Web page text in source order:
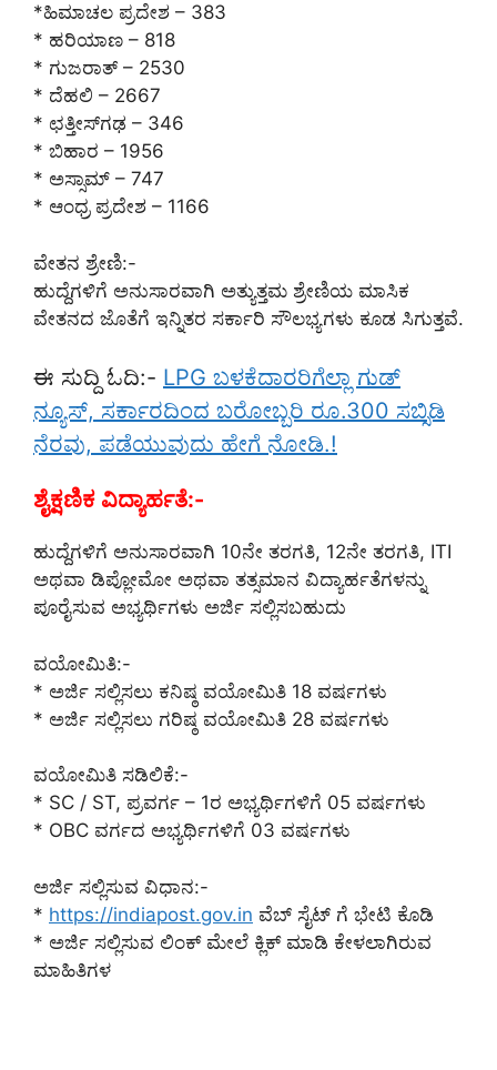
*ಹಿಮಾಚಲ ಪ್ರದೇಶ – 383
* ಹರಿಯಾಣ – 818
* ಗುಜರಾತ್ – 2530
* ದೆಹಲಿ – 2667
* ಛತ್ತೀಸ್‌ಗಢ – 346
* ಬಿಹಾರ – 1956
* ಅಸ್ಸಾಮ್ – 747
* ಆಂಧ್ರ ಪ್ರದೇಶ – 1166
ವೇತನ ಶ್ರೇಣಿ:-
ಹುದ್ದೆಗಳಿಗೆ ಅನುಸಾರವಾಗಿ ಅತ್ಯುತ್ತಮ ಶ್ರೇಣಿಯ ಮಾಸಿಕ
ವೇತನದ ಜೊತೆಗೆ ಇನ್ನಿತರ ಸರ್ಕಾರಿ ಸೌಲಭ್ಯಗಳು ಕೂಡ ಸಿಗುತ್ತವೆ.
ಈ ಸುದ್ದಿ ಓದಿ:- LPG ಬಳಕೆದಾರರಿಗೆಲ್ಲಾ ಗುಡ್
ನ್ಯೂಸ್, ಸರ್ಕಾರದಿಂದ ಬರೋಬ್ಬರಿ ರೂ.300 ಸಬ್ಸಿಡಿ
ನೆರವು, ಪಡೆಯುವುದು ಹೇಗೆ ನೋಡಿ.!
ಶೈಕ್ಷಣಿಕ ವಿದ್ಯಾರ್ಹತೆ:-
ಹುದ್ದೆಗಳಿಗೆ ಅನುಸಾರವಾಗಿ 10ನೇ ತರಗತಿ, 12ನೇ ತರಗತಿ, ITI
ಅಥವಾ ಡಿಪ್ಲೋಮೋ ಅಥವಾ ತತ್ಸಮಾನ ವಿದ್ಯಾರ್ಹತೆಗಳನ್ನು
ಪೂರೈಸುವ ಅಭ್ಯರ್ಥಿಗಳು ಅರ್ಜಿ ಸಲ್ಲಿಸಬಹುದು
ವಯೋಮಿತಿ:-
* ಅರ್ಜಿ ಸಲ್ಲಿಸಲು ಕನಿಷ್ಠ ವಯೋಮಿತಿ 18 ವರ್ಷಗಳು
* ಅರ್ಜಿ ಸಲ್ಲಿಸಲು ಗರಿಷ್ಠ ವಯೋಮಿತಿ 28 ವರ್ಷಗಳು
ವಯೋಮಿತಿ ಸಡಿಲಿಕೆ:-
* SC / ST, ಪ್ರವರ್ಗ – 1ರ ಅಭ್ಯರ್ಥಿಗಳಿಗೆ 05 ವರ್ಷಗಳು
* OBC ವರ್ಗದ ಅಭ್ಯರ್ಥಿಗಳಿಗೆ 03 ವರ್ಷಗಳು
ಅರ್ಜಿ ಸಲ್ಲಿಸುವ ವಿಧಾನ:-
* https://indiapost.gov.in ವೆಬ್ ಸೈಟ್ ಗೆ ಭೇಟಿ ಕೊಡಿ
* ಅರ್ಜಿ ಸಲ್ಲಿಸುವ ಲಿಂಕ್ ಮೇಲೆ ಕ್ಲಿಕ್ ಮಾಡಿ ಕೇಳಲಾಗಿರುವ
ಮಾಹಿತಿಗಳ